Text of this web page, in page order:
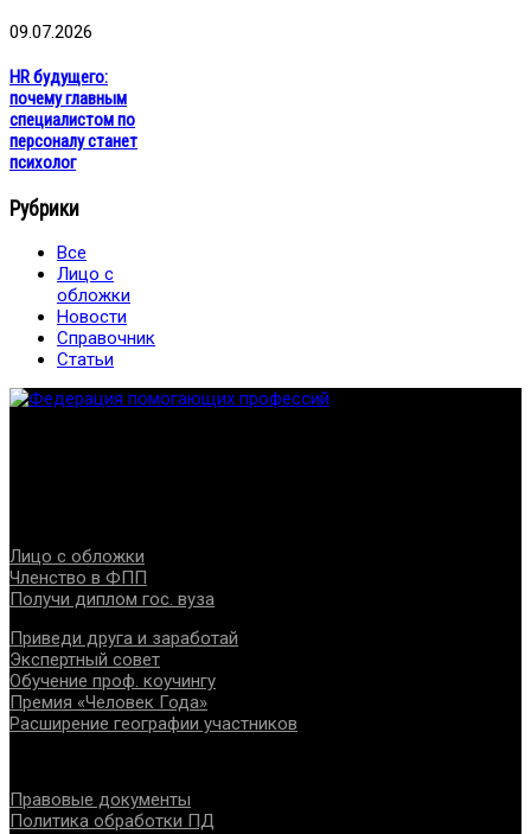
09.07.2026
HR будущего:
почему главным
специалистом по
персоналу станет
психолог
Рубрики
Все
Лицо с
обложки
Новости
Справочник
Статьи
Лицо с обложки
Членство в ФПП
Получи диплом гос. вуза
Приведи друга и заработай
Экспертный совет
Обучение проф. коучингу
Премия «Человек Года»
Расширение географии участников
Правовые документы
Политика обработки ПД